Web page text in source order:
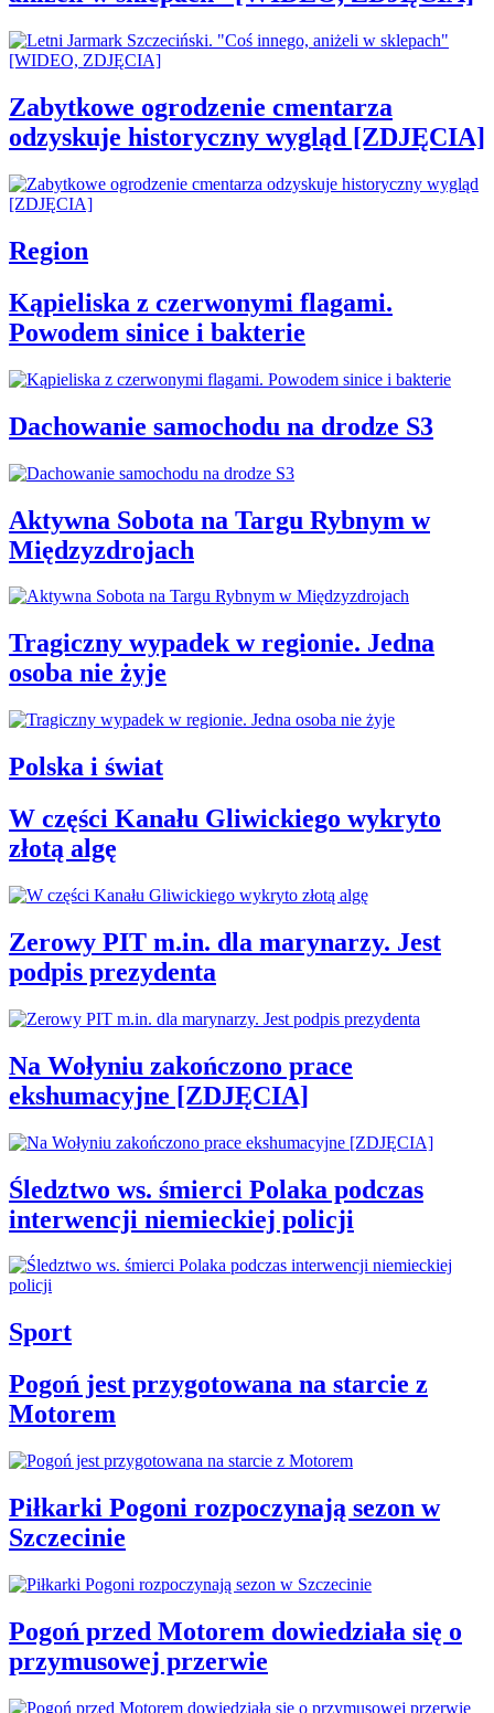
Zabytkowe ogrodzenie cmentarza
odzyskuje historyczny wygląd [ZDJĘCIA]
Region
Kąpieliska z czerwonymi flagami.
Powodem sinice i bakterie
Dachowanie samochodu na drodze S3
Aktywna Sobota na Targu Rybnym w
Międzyzdrojach
Tragiczny wypadek w regionie. Jedna
osoba nie żyje
Polska i świat
W części Kanału Gliwickiego wykryto
złotą algę
Zerowy PIT m.in. dla marynarzy. Jest
podpis prezydenta
Na Wołyniu zakończono prace
ekshumacyjne [ZDJĘCIA]
Śledztwo ws. śmierci Polaka podczas
interwencji niemieckiej policji
Sport
Pogoń jest przygotowana na starcie z
Motorem
Piłkarki Pogoni rozpoczynają sezon w
Szczecinie
Pogoń przed Motorem dowiedziała się o
przymusowej przerwie